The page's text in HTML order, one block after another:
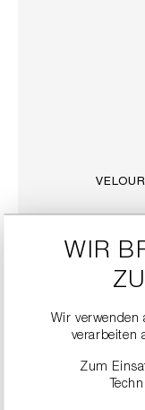
WIR
Wir verwenden
verarbeiten
Zum